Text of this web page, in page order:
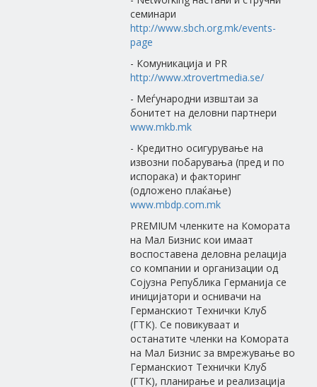
семинари
http://www.sbch.org.mk/events-
page
- Комуникација и PR
http://www.xtrovertmedia.se/
- Меѓународни извштаи за
бонитет на деловни партнери
www.mkb.mk
- Кредитно осигурување на
извозни побарувања (пред и по
испорака) и факторинг
(одложено плаќање)
www.mbdp.com.mk
PREMIUM членките на Комората
на Мал Бизнис кои имаат
воспоставена деловна релација
со компании и организации од
Сојузна Република Германија се
иницијатори и оснивачи на
Германскиот Технички Клуб
(ГТК). Се повикуваат и
останатите членки на Комората
на Мал Бизнис за вмрежување во
Германскиот Технички Клуб
(ГТК), планирање и реализација